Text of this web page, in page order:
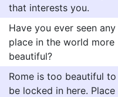
that interests you.
Have you ever seen any
place in the world more
beautiful?
Rome is too beautiful to
be locked in here. Place